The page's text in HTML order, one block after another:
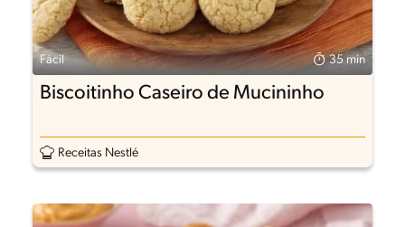
Fácil 35 min
Biscoitinho Caseiro de Mucininho
Receitas Nestlé